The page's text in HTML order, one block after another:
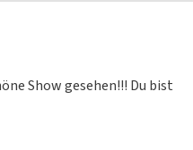
Show gesehen!!! Du bist